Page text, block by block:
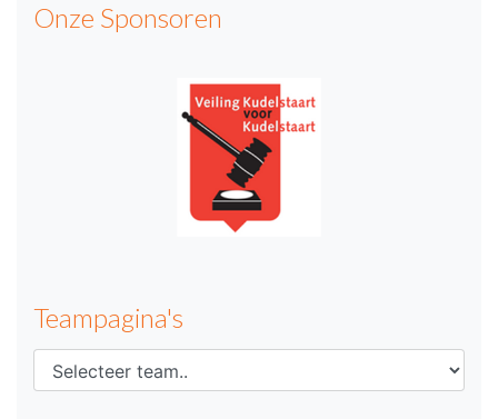
Onze Sponsoren
Teampagina's